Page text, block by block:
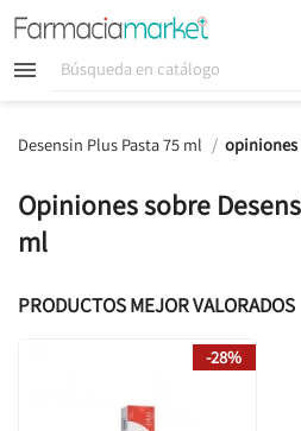
 
Desensin Plus Pasta 75 ml opiniones
Opiniones sobre
ml
PRODUCTOS MEJOR VALORADOS
-28%